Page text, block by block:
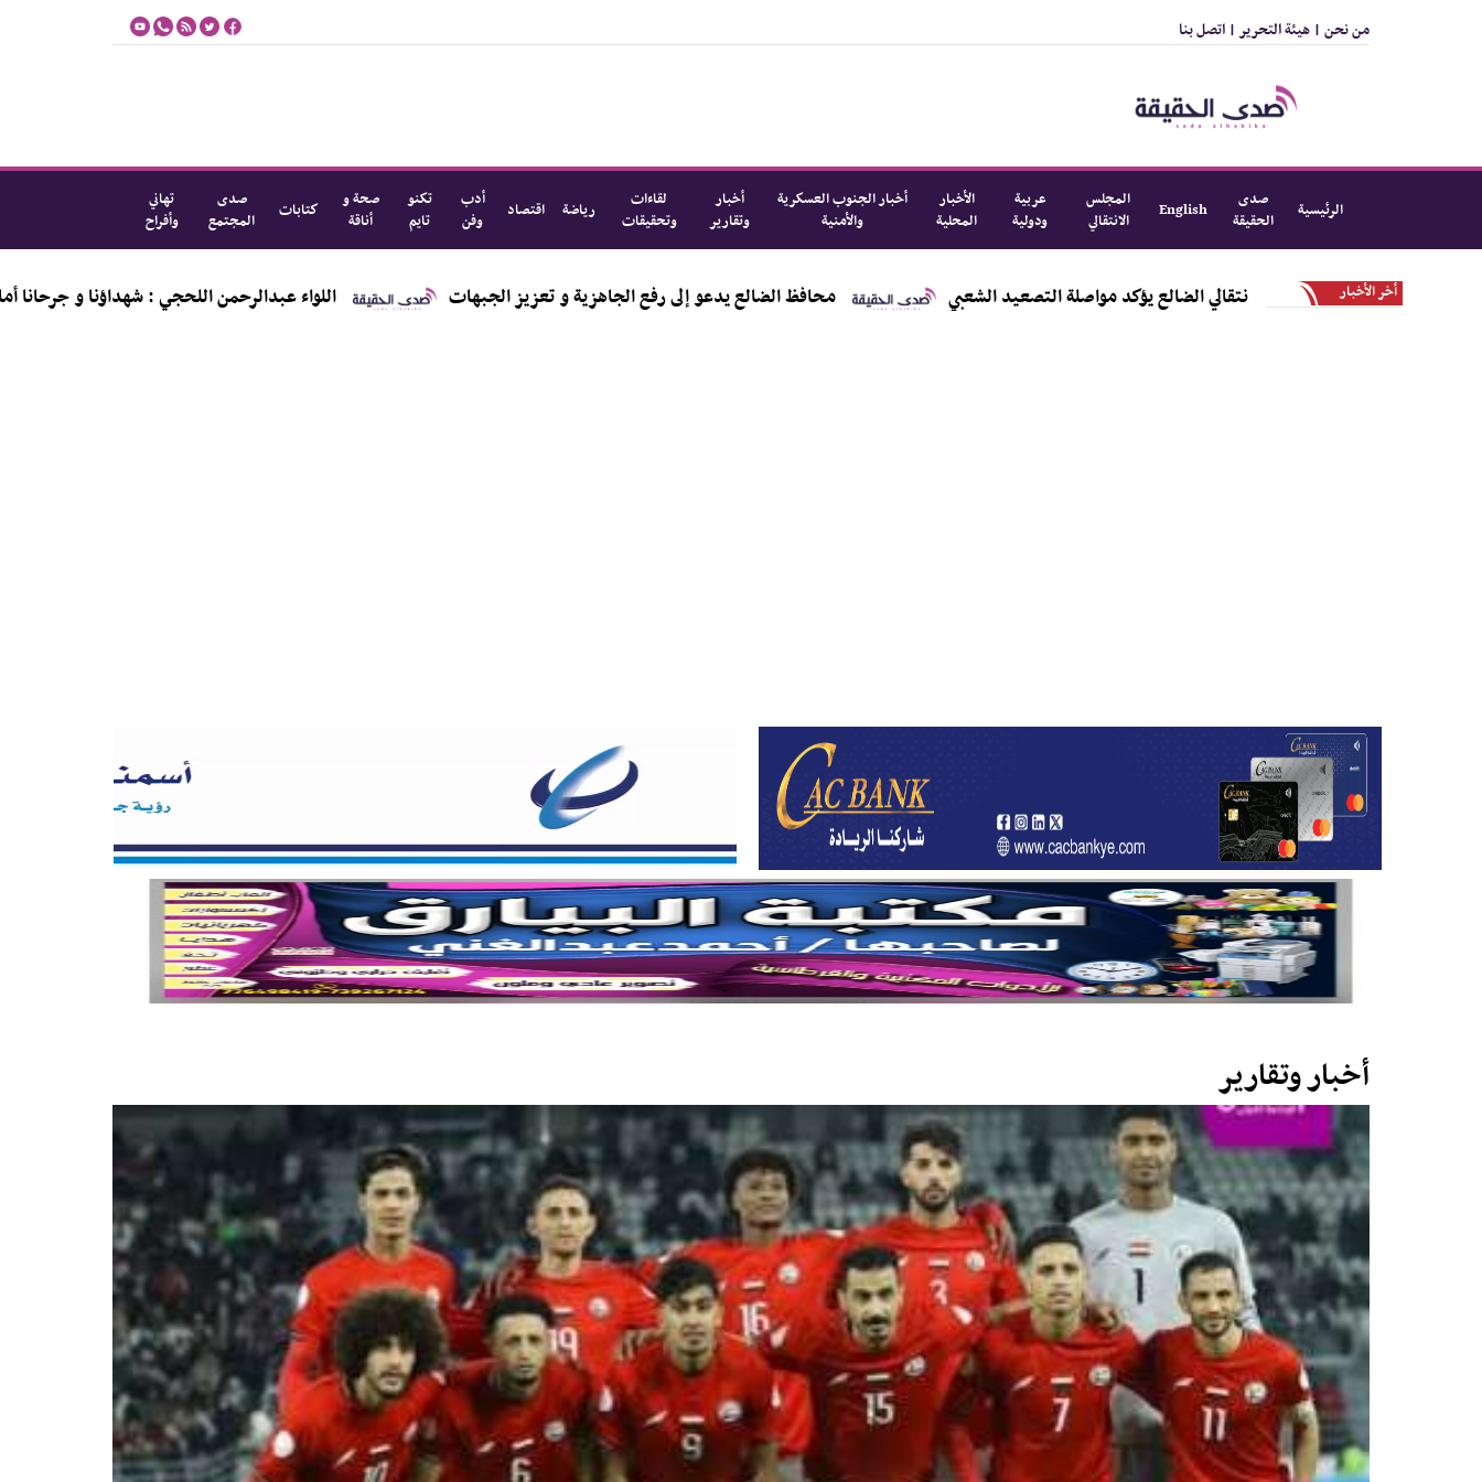
من نحن | هيئة التحرير | اتصل بنا
الرئيسية
صدى
الحقيقة
English
المجلس
الانتقالي
عربية
ودولية
الأخبار
المحلية
أخبار الجنوب العسكرية
والأمنية
أخبار
وتقارير
لقاءات
وتحقيقات
رياضة اقتصاد
أدب
وفن
تكنو
تايم
صحة و
أناقة
كتابات
صدى
المجتمع
تهاني
وأفراح
أخر الأخبار
اجتماع موسع .. انتقالي الضالع يؤكد مواصلة التصعيد الشعبي محافظ الضالع يدعو إلى رفع الجاهزية و تعزيز الجبهات اللواء عبدالرحمن اللحجي : شهداؤنا و جرحانا أمانة في
أخبار وتقارير